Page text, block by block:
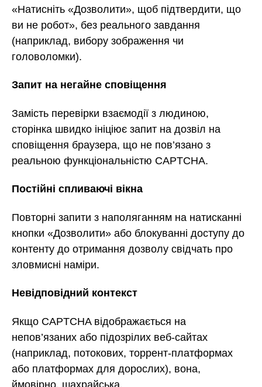
«Натисніть «Дозволити», щоб підтвердити, що
ви не робот», без реального завдання
(наприклад, вибору зображення чи
головоломки).
Запит на негайне сповіщення
Замість перевірки взаємодії з людиною,
сторінка швидко ініціює запит на дозвіл на
сповіщення браузера, що не пов’язано з
реальною функціональністю CAPTCHA.
Постійні спливаючі вікна
Повторні запити з наполяганням на натисканні
кнопки «Дозволити» або блокуванні доступу до
контенту до отримання дозволу свідчать про
зловмисні наміри.
Невідповідний контекст
Якщо CAPTCHA відображається на
непов’язаних або підозрілих веб-сайтах
(наприклад, потокових, торрент-платформах
або платформах для дорослих), вона,